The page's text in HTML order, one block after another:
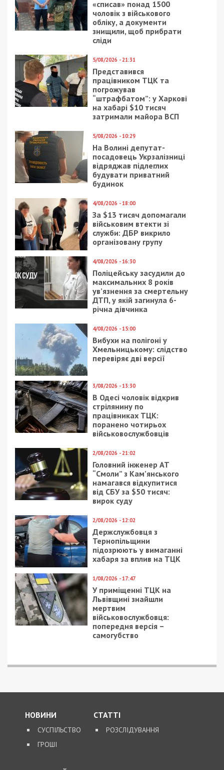
ч. 3 ст. 369-2 КК України (зловживання впливом).
Суд обрав йому запобіжний захід у вигляді
тримання під вартою з можливістю внесення
застави. Санкція статті передбачає покарання у
вигляді позбавлення волі на строк від 3 до 8
років із конфіскацією майна.
Правоохоронці продовжують аналізувати
вилучені матеріали. Наразі вирішується питання
щодо притягнення до відповідальності інших
учасників схеми, зокрема медичних працівників,
залучених до видачі фіктивних документів.
Досудове розслідування триває за
процесуального керівництва Рівненської
спеціалізованої прокуратури у сфері оборони.
Нагадаємо, раніше ми повідомляли про те, що
у Нікополі співробітник ТЦК вимагав хабар за
вплив на ВЛК.
Facebook
Telegram
Twitter
WhatsApp
ViberEmail
Категории:Розслідування,Суспільство
Метки:військовий,хабар
Рекламні блоки дають нам змогу
залишатися незалежними ЗМІ, а вам -
отримувати найсвіжіші новини під ними.
Приєднуйтесь також до 49000 в Google News. Слідкуйте
за останніми новинами!
Читайте також
Предыдущая статья:
САП вимагає стягнути у керівника
податкової Полтавщини майно вартістю
виконавців підриву авто військового
СУСПІЛЬСТВО